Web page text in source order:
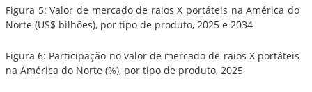
Figura 5: Valor de mercado de raios X portáteis na América do
Norte (US$ bilhões), por tipo de produto, 2025 e 2034
Figura 6: Participação no valor de mercado de raios X portáteis
na América do Norte (%), por tipo de produto, 2025